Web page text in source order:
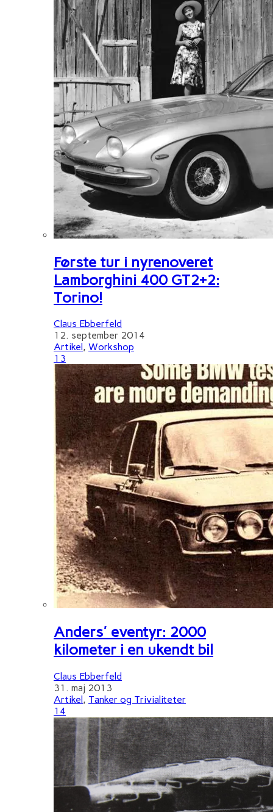
Første tur i nyrenoveret
Lamborghini 400 GT2+2:
Torino!
Claus Ebberfeld
12. september 2014
Artikel , Workshop
13
Anders' eventyr: 2000
kilometer i en ukendt bil
Claus Ebberfeld
31. maj 2013
Artikel , Tanker og Trivialiteter
14